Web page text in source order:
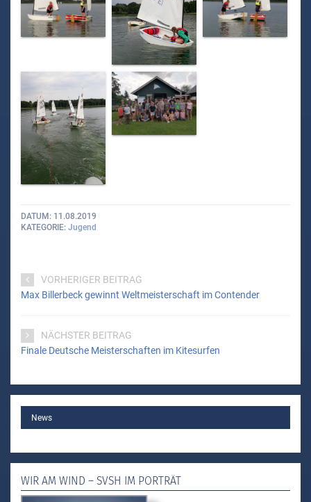
DATUM
11.08.2019
KATEGORIE Jugend
VORHERIGER BEITRAG
Max Billerbeck gewinnt Weltmeisterschaft im Contender
NÄCHSTER BEITRAG
Finale Deutsche Meisterschaften im Kitesurfen
MAINNews
WIR AM WIND – SVSH IM PORTRÄT